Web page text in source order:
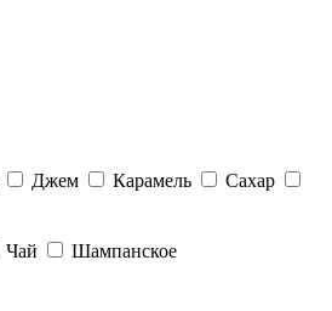
Джем Карамель
Сахар
Чай
Шампанское